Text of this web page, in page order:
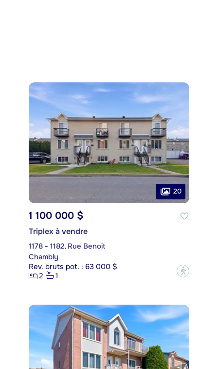
20
1 100 000 $
Triplex à vendre
1178 - 1182, Rue Benoit
Chambly
Rev. bruts pot. : 63 000 $
2
1 ?